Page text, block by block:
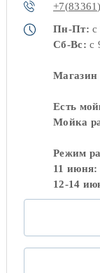
Пн-Пт: с
Сб-Вс: с
Магазин
Есть
Мойка
Режим
11 июня:
12-14